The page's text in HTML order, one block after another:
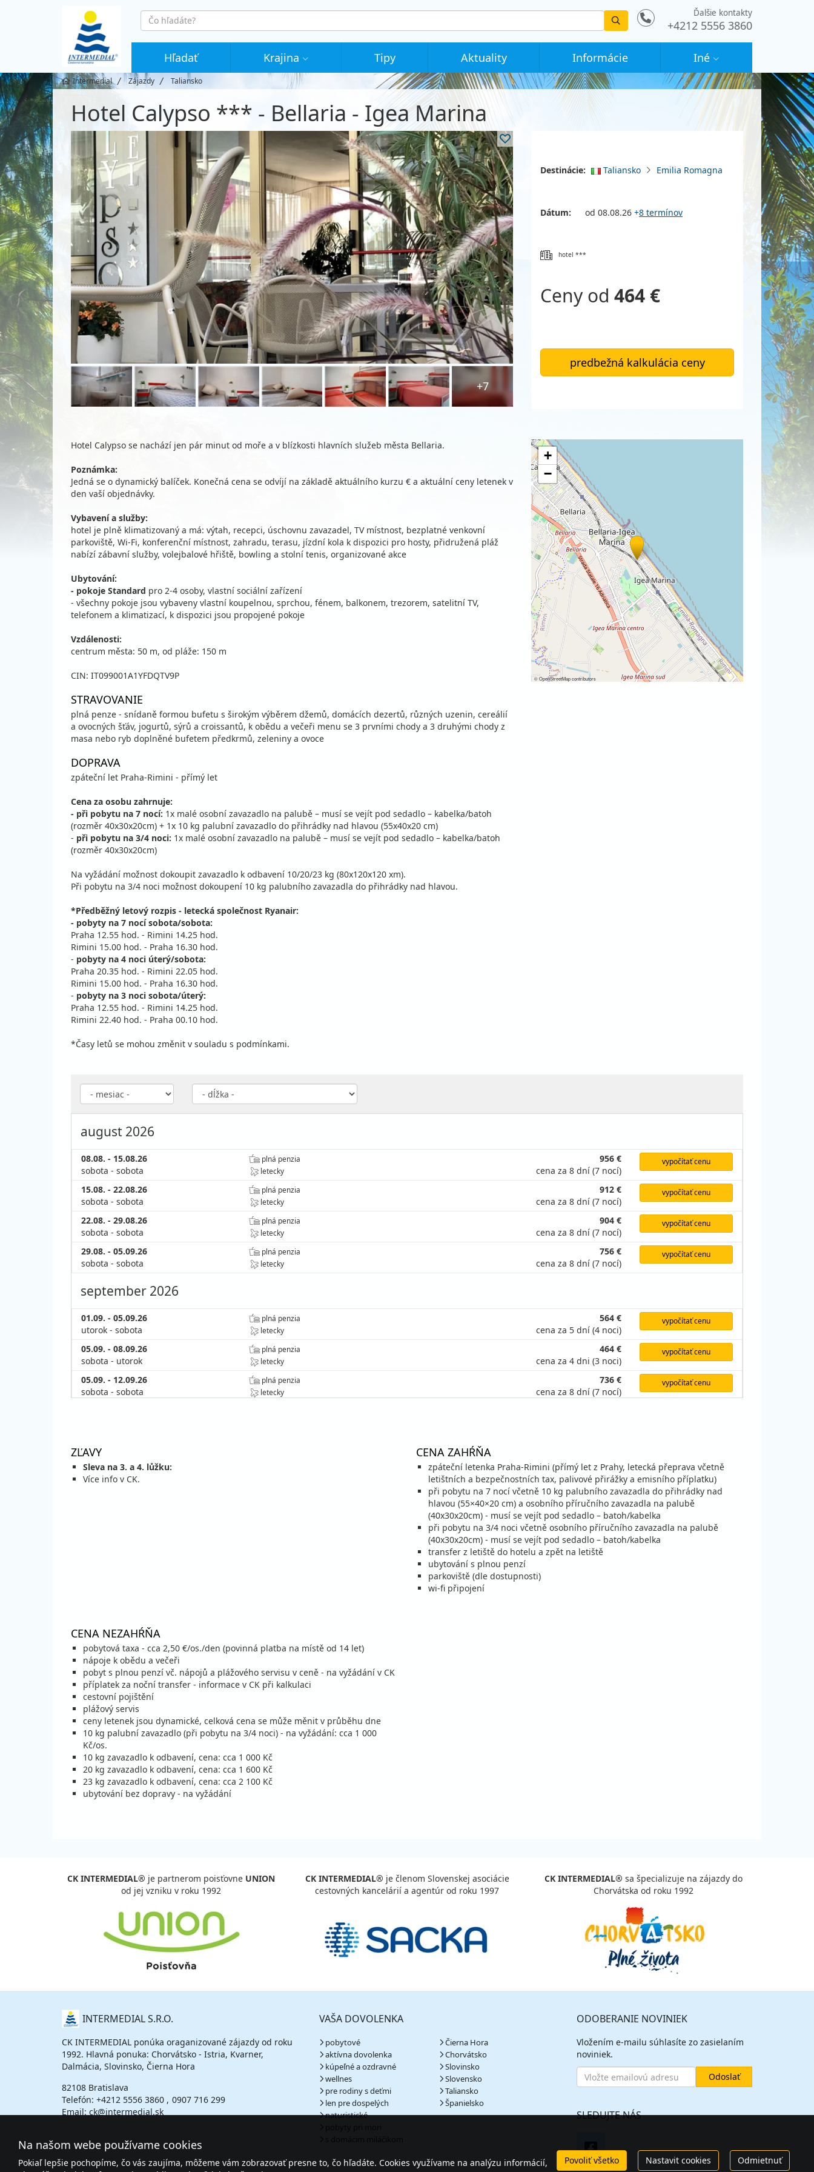
co
hledáte
Vyhledat
Ďalšie kontakty
+4212 5556 3860
Hľadať Krajina Tipy Aktuality Informácie Iné
Intermedial Zájazdy Taliansko
Hotel Calypso *** - Bellaria - Igea Marina
Destinácie: Taliansko Emilia Romagna
Dátum: od 08.08.26 +8 termínov
hotel ***
Ceny od 464 €
predbežná kalkulácia ceny
+7
Hotel Calypso se nachází jen pár minut od moře a v blízkosti hlavních služeb města Bellaria.
Poznámka:
Jedná se o dynamický balíček. Konečná cena se odvíjí na základě aktuálního kurzu € a aktuální ceny letenek v
den vaší objednávky.
Vybavení a služby:
hotel je plně klimatizovaný a má: výtah, recepci, úschovnu zavazadel, TV místnost, bezplatné venkovní
parkoviště, Wi-Fi, konferenční místnost, zahradu, terasu, jízdní kola k dispozici pro hosty, přidružená pláž
nabízí zábavní služby, volejbalové hřiště, bowling a stolní tenis, organizované akce
Ubytování:
- pokoje Standard pro 2-4 osoby, vlastní sociální zařízení
- všechny pokoje jsou vybaveny vlastní koupelnou, sprchou, fénem, ​​balkonem, trezorem, satelitní TV,
telefonem a klimatizací, k dispozici jsou propojené pokoje
Vzdálenosti:
centrum města: 50 m, od pláže: 150 m
CIN: IT099001A1YFDQTV9P
STRAVOVANIE
plná penze - snídaně formou bufetu s širokým výběrem džemů, domácích dezertů, různých uzenin, cereálií
a ovocných šťáv, jogurtů, sýrů a croissantů, k obědu a večeři menu se 3 prvními chody a 3 druhými chody z
masa nebo ryb doplněné bufetem předkrmů, zeleniny a ovoce
DOPRAVA
zpáteční let Praha-Rimini - přímý let
Cena za osobu zahrnuje:
- při pobytu na 7 nocí: 1x malé osobní zavazadlo na palubě – musí se vejít pod sedadlo – kabelka/batoh
(rozměr 40x30x20cm) + 1x 10 kg palubní zavazadlo do přihrádky nad hlavou (55x40x20 cm)
- při pobytu na 3/4 noci: 1x malé osobní zavazadlo na palubě – musí se vejít pod sedadlo – kabelka/batoh
(rozměr 40x30x20cm)
Na vyžádání možnost dokoupit zavazadlo k odbavení 10/20/23 kg (80x120x120 xm).
Při pobytu na 3/4 noci možnost dokoupení 10 kg palubního zavazadla do přihrádky nad hlavou.
*Předběžný letový rozpis - letecká společnost Ryanair:
- pobyty na 7 nocí sobota/sobota:
Praha 12.55 hod. - Rimini 14.25 hod.
Rimini 15.00 hod. - Praha 16.30 hod.
- pobyty na 4 noci úterý/sobota:
Praha 20.35 hod. - Rimini 22.05 hod.
Rimini 15.00 hod. - Praha 16.30 hod.
- pobyty na 3 noci sobota/úterý:
Praha 12.55 hod. - Rimini 14.25 hod.
Rimini 22.40 hod. - Praha 00.10 hod.
*Časy letů se mohou změnit v souladu s podmínkami.
+
−
©OpenStreetMapcontributors
august 2026
08.08. - 15.08.26
sobota - sobota
plná penzia
letecky
956 €
cena za 8 dní (7 nocí)
vypočítať cenu
15.08. - 22.08.26
sobota - sobota
plná penzia
letecky
912 €
cena za 8 dní (7 nocí)
vypočítať cenu
22.08. - 29.08.26
sobota - sobota
plná penzia
letecky
904 €
cena za 8 dní (7 nocí)
vypočítať cenu
29.08. - 05.09.26
sobota - sobota
plná penzia
letecky
756 €
cena za 8 dní (7 nocí)
vypočítať cenu
september 2026
01.09. - 05.09.26
utorok - sobota
plná penzia
letecky
564 €
cena za 5 dní (4 noci)
vypočítať cenu
05.09. - 08.09.26
sobota - utorok
plná penzia
letecky
464 €
cena za 4 dni (3 noci)
vypočítať cenu
05.09. - 12.09.26
sobota - sobota
plná penzia
letecky
736 €
cena za 8 dní (7 nocí)
vypočítať cenu
ZĽAVY
Sleva na 3. a 4. lůžku:
Více info v CK.
CENA ZAHŔŇA
zpáteční letenka Praha-Rimini (přímý let z Prahy, letecká přeprava včetně
letištních a bezpečnostních tax, palivové přirážky a emisního příplatku)
při pobytu na 7 nocí včetně 10 kg palubního zavazadla do přihrádky nad
hlavou (55×40×20 cm) a osobního příručního zavazadla na palubě
(40x30x20cm) - musí se vejít pod sedadlo – batoh/kabelka
při pobytu na 3/4 noci včetně osobního příručního zavazadla na palubě
(40x30x20cm) - musí se vejít pod sedadlo – batoh/kabelka
transfer z letiště do hotelu a zpět na letiště
ubytování s plnou penzí
parkoviště (dle dostupnosti)
wi-fi připojení
CENA NEZAHŔŇA
pobytová taxa - cca 2,50 €/os./den (povinná platba na místě od 14 let)
nápoje k obědu a večeři
pobyt s plnou penzí vč. nápojů a plážového servisu v ceně - na vyžádání v CK
příplatek za noční transfer - informace v CK při kalkulaci
cestovní pojištění
plážový servis
ceny letenek jsou dynamické, celková cena se může měnit v průběhu dne
10 kg palubní zavazadlo (při pobytu na 3/4 noci) - na vyžádání: cca 1 000
Kč/os.
10 kg zavazadlo k odbavení, cena: cca 1 000 Kč
20 kg zavazadlo k odbavení, cena: cca 1 600 Kč
23 kg zavazadlo k odbavení, cena: cca 2 100 Kč
ubytování bez dopravy - na vyžádání
CK INTERMEDIAL® je partnerom poisťovne UNION
od jej vzniku v roku 1992
CK INTERMEDIAL® je členom Slovenskej asociácie
cestovných kancelárií a agentúr od roku 1997
CK INTERMEDIAL® sa špecializuje na zájazdy do
Chorvátska od roku 1992
O
NÁS INTERMEDIAL S.R.O.
CK INTERMEDIAL ponúka oraganizované zájazdy od roku
1992. Hlavná ponuka: Chorvátsko - Istria, Kvarner,
Dalmácia, Slovinsko, Čierna Hora
82108 Bratislava
Telefón: +4212 5556 3860
0907 716 299
Email: ck@intermedial.sk
VAŠA DOVOLENKA
pobytové
aktívna dovolenka
kúpeľné a ozdravné
wellnes
pre rodiny s deťmi
len pre dospelých
naturistické
Čierna Hora
Chorvátsko
Slovinsko
Slovensko
Taliansko
Španielsko
ODOBERANIE NOVINIEK
Vložením e-mailu súhlasíte zo zasielaním
noviniek.
SLEDUJTE NÁS
Na našom webe používame cookies
Pokiaľ lepšie pochopíme, čo vás zaujíma, môžeme vám zobrazovať presne to, čo hľadáte. Cookies využívame na analýzu informácií,
Povoliť všetko Nastavit cookies Odmietnuť